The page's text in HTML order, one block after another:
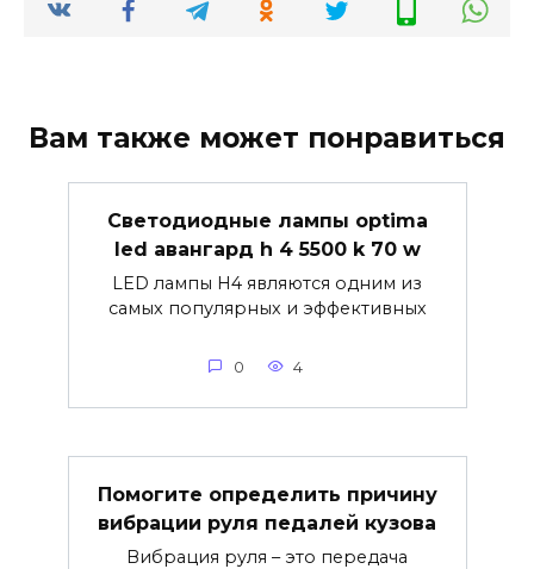
Вам также может понравиться
Светодиодные лампы optima
led авангард h 4 5500 k 70 w
LED лампы H4 являются одним из
самых популярных и эффективных
0 4
Помогите определить причину
вибрации руля педалей кузова
Вибрация руля – это передача